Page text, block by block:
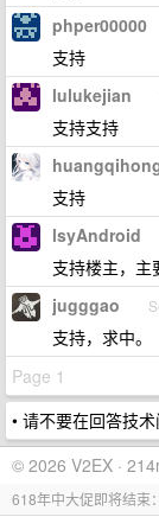
phper00000
支持
lulukejian
支持支持
支持
lsyAndroid
支持楼主，主
jugggao
支持，求中。
Page 1
• 请不要在回答技
© 2026 V2EX ·
618年中大促即将结束